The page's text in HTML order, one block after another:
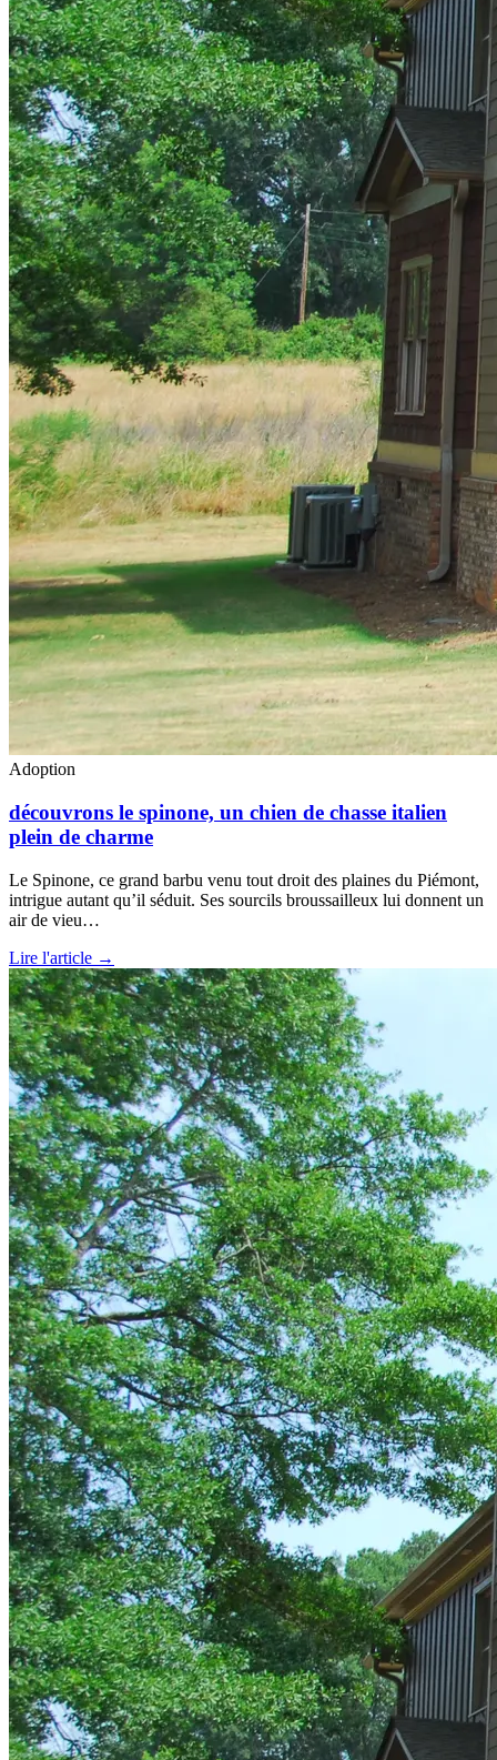
Adoption
découvrons le spinone, un chien de chasse italien
plein de charme
Le Spinone, ce grand barbu venu tout droit des plaines du Piémont,
intrigue autant qu’il séduit. Ses sourcils broussailleux lui donnent un
air de vieu…
Lire l'article →